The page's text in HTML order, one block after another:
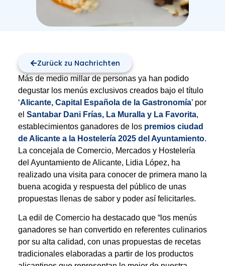
Zurück zu Nachrichten
Más de medio millar de personas ya han podido
degustar los menús exclusivos creados bajo el título
‘Alicante, Capital Española de la Gastronomía’ por
el Santabar Dani Frías, La Muralla y La Favorita,
establecimientos ganadores de los premios ciudad
de Alicante a la Hostelería 2025 del Ayuntamiento.
La concejala de Comercio, Mercados y Hostelería
del Ayuntamiento de Alicante, Lidia López, ha
realizado una visita para conocer de primera mano la
buena acogida y respuesta del público de unas
propuestas llenas de sabor y poder así felicitarles.
La edil de Comercio ha destacado que “los menús
ganadores se han convertido en referentes culinarios
por su alta calidad, con unas propuestas de recetas
tradicionales elaboradas a partir de los productos